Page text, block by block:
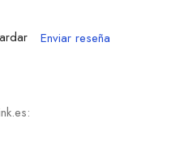
Enviar reseña